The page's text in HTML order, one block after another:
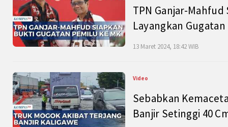
TPN Ganjar-
Layangkan
13 Maret 2024, 18:42 WIB
Video
Sebabkan
Banjir Setinggi 40